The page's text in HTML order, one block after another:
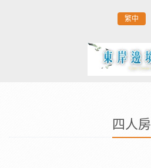
繁中
四人房